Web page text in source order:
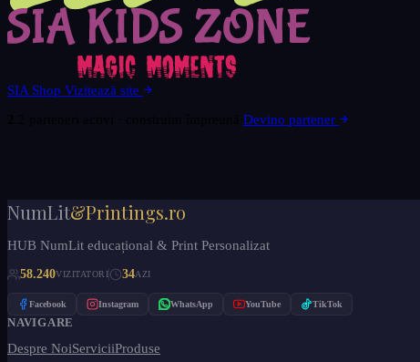
SIA Shop Vizitează site
Devino partener
NumLit&Printings.ro
HUB NumLit educațional & Print Personalizat
58.240VIZITATORI 34AZI
Facebook Instagram WhatsApp YouTube TikTok
NAVIGARE
Despre NoiServiciiProduse